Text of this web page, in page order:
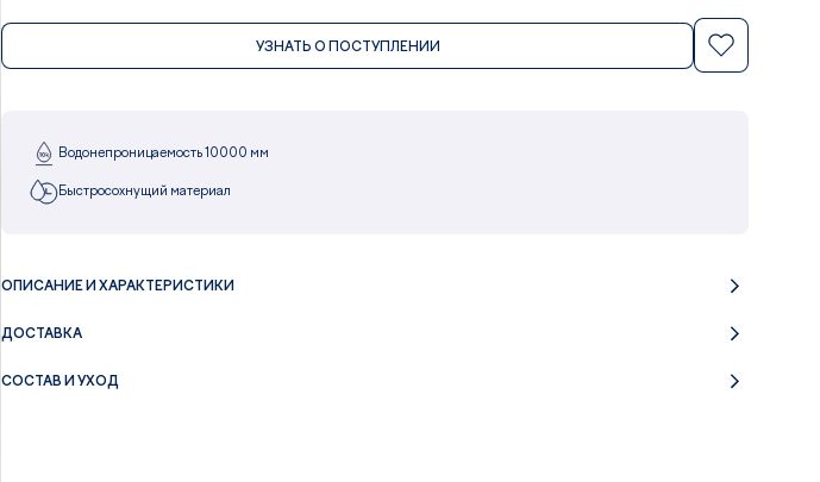
УЗНАТЬ О ПОСТУПЛЕНИИ
Водонепроницаемость 10000 мм
Быстросохнущий материал
ОПИСАНИЕ И ХАРАКТЕРИСТИКИ
ДОСТАВКА
СОСТАВ И УХОД